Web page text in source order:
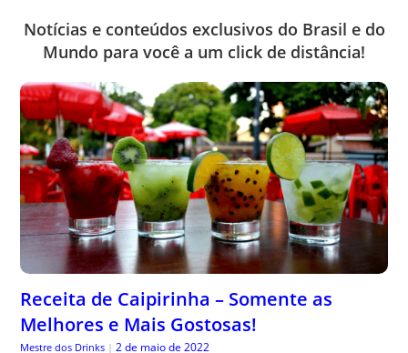
Notícias e conteúdos exclusivos do Brasil e do
Mundo para você a um click de distância!
Receita de Caipirinha – Somente as
Melhores e Mais Gostosas!
Mestre dos Drinks | 2 de maio de 2022